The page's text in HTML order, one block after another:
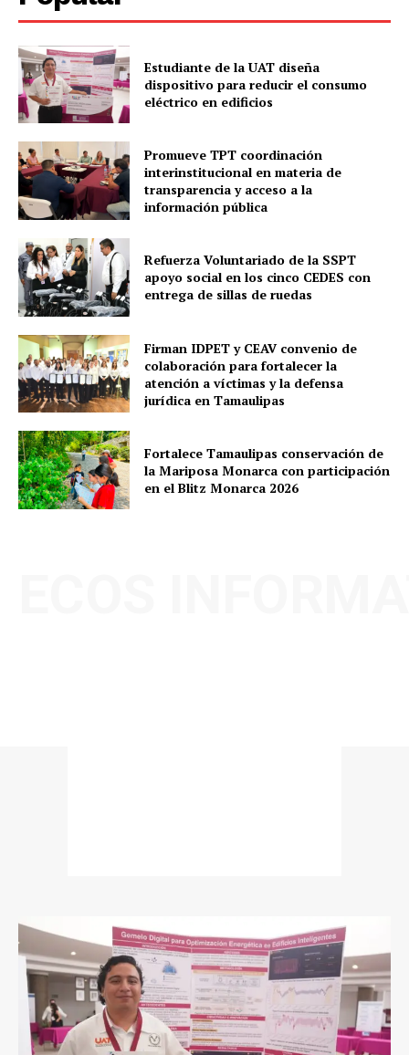
Estudiante de la UAT diseña
dispositivo para reducir el consumo
eléctrico en edificios
Promueve TPT coordinación
interinstitucional en materia de
transparencia y acceso a la
información pública
Refuerza Voluntariado de la SSPT
apoyo social en los cinco CEDES con
entrega de sillas de ruedas
Firman IDPET y CEAV convenio de
colaboración para fortalecer la
atención a víctimas y la defensa
jurídica en Tamaulipas
Fortalece Tamaulipas conservación de
la Mariposa Monarca con participación
en el Blitz Monarca 2026